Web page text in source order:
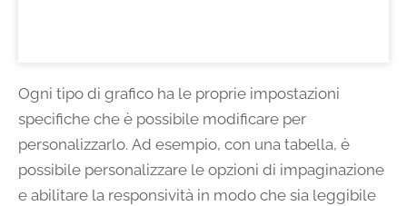
Ogni tipo di grafico ha le proprie impostazioni
specifiche che è possibile modificare per
personalizzarlo. Ad esempio, con una tabella, è
possibile personalizzare le opzioni di impaginazione
e abilitare la responsività in modo che sia leggibile